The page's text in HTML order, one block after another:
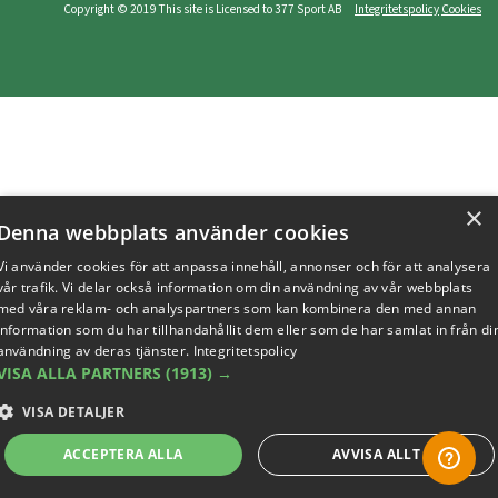
Copyright © 2019 This site is Licensed to 377 Sport AB Integritetspolicy Cookies
×
webbplats använder cookies
använder cookies för att anpassa innehåll, annonser och för att analysera
trafik. Vi delar också information om din användning av vår webbplats
våra reklam- och analyspartners som kan kombinera den med annan
som du har tillhandahållit dem eller som de har samlat in från
av deras tjänster. Integritetspolicy
ALLA PARTNERS (1913) →
VISA DETALJER
ACCEPTERA ALLA AVVISA ALLT